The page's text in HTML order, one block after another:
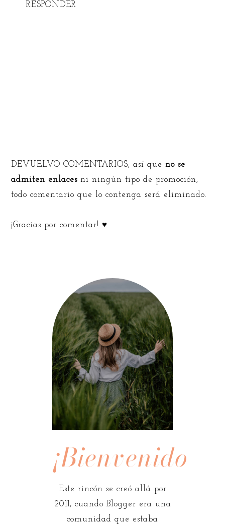
RESPONDER
DEVUELVO COMENTARIOS, así queno se
admiten enlaces ni ningún tipo de promoción,
todo comentario que lo contenga será eliminado.
¡Gracias por comentar! ♥
¡Bienvenidos!
Este rincón se creó allá por
2011, cuando Blogger era una
comunidad que estaba